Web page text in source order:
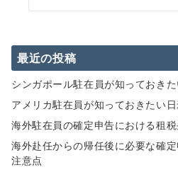
最近の投稿
シンガポール駐在員が知っておき
アメリカ駐在員が知っておきたい
海外駐在員の確定申告における租
海外赴任からの帰任後に必要な確
注意点